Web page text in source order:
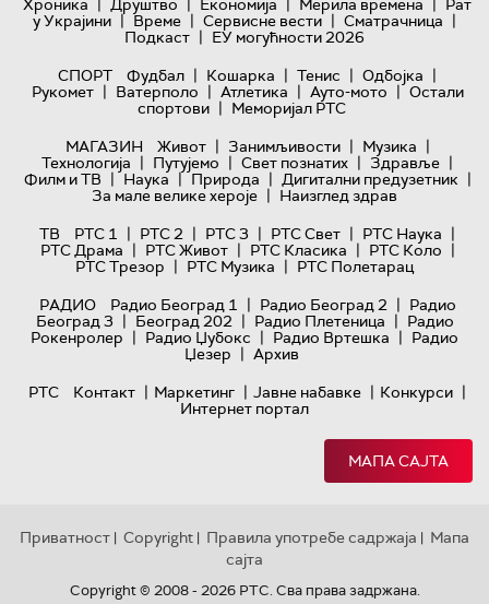
Хроника Друштво Економија Мерила времена
Рат
у Украјини | Време | Сервисне вести | Сматрачница |
Подкаст | ЕУ могућности 2026
СПОРТ
Фудбал | Кошарка | Тенис | Одбојка |
Рукомет | Ватерполо | Атлетика | Ауто-мото | Остали
спортови | Меморијал РТС
МАГАЗИН
Живот | Занимљивости | Музика |
Технологијa | Путујемо | Свет познатих | Здравље |
Филм и ТВ | Наука | Природа | Дигитални предузетник |
За мале велике хероје | Наизглед здрав
ТВ
РТС 1 | РТС 2 | РТС 3 | РТС Свет | РТС Наука |
РТС Драма | РТС Живот | РТС Класика | РТС Коло |
РТС Трезор | РТС Музика | РТС Полетарац
РАДИО
Радио Београд 1 | Радио Београд 2 | Радио
Београд 3 | Београд 202 | Радио Плетеница | Радио
Рокенролер | Радио Џубокс | Радио Вртешка | Радио
Џезер | Архив
РТС
Контакт | Маркетинг | Јавне набавке | Конкурси |
Интернет портал
МАПА САЈТА
Приватност | Copyright | Правила употребе садржаја | Мапа
сајта
Copyright © 2008 - 2026 РТС. Сва права задржана.